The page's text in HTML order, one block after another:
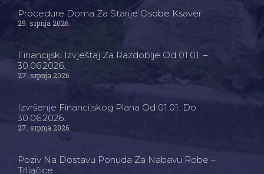
Procedure Doma Za Starije Osobe Ksaver
29. srpnja 2026.
Financijski Izvještaj Za Razdoblje Od 01.01. –
30.06.2026.
27. srpnja 2026.
Izvršenje Financijskog Plana Od 01.01. Do
30.06.2026.
27. srpnja 2026.
Poziv Na Dostavu Ponuda Za Nabavu Robe –
Trljačice